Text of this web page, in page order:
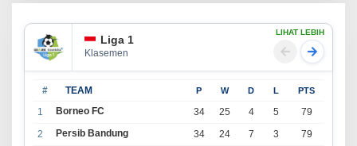
Liga 1
Klasemen
LIHAT LEBIH
# TEAM P W D L PTS
1 Borneo FC 34 25 4 5
79
2
Persib Bandung 34 24 7 3
79